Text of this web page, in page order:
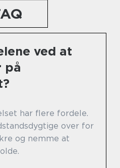
ved at
på
har flere fordele.
over for
og nemme at